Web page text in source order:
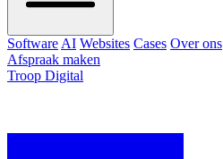
Software AI Websites Cases Over ons
Afspraak maken
Troop Digital